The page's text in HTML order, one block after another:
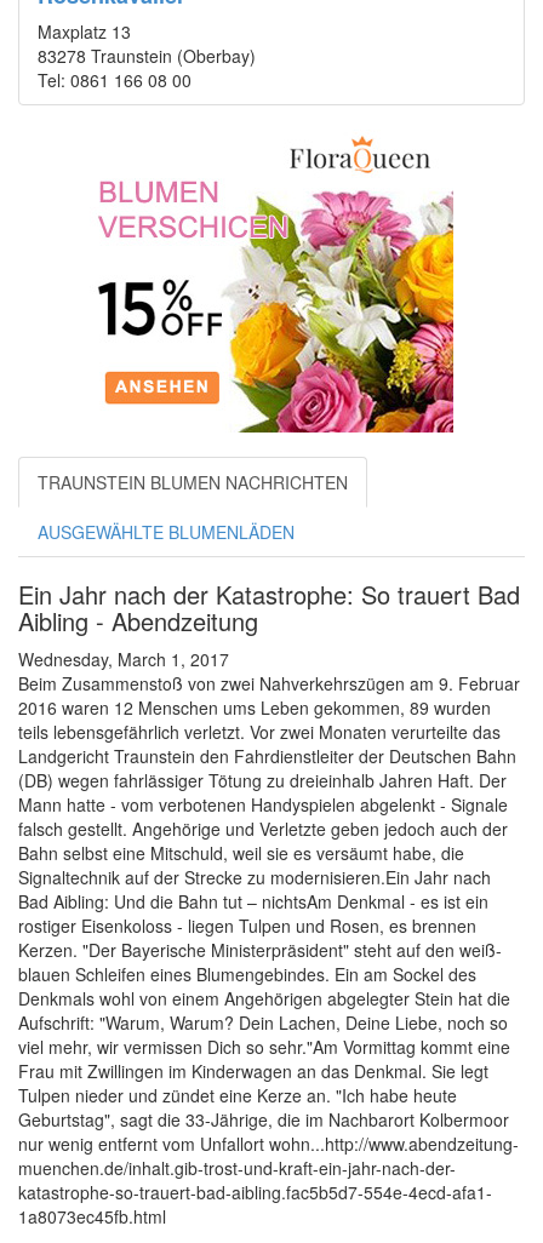
Maxplatz 13
83278 Traunstein (Oberbay)
Tel: 0861 166 08 00
TRAUNSTEIN BLUMEN NACHRICHTEN
AUSGEWÄHLTE BLUMENLÄDEN
Ein Jahr nach der Katastrophe: So trauert Bad
Aibling - Abendzeitung
Wednesday, March 1, 2017
Beim Zusammenstoß von zwei Nahverkehrszügen am 9. Februar
2016 waren 12 Menschen ums Leben gekommen, 89 wurden
teils lebensgefährlich verletzt. Vor zwei Monaten verurteilte das
Landgericht Traunstein den Fahrdienstleiter der Deutschen Bahn
(DB) wegen fahrlässiger Tötung zu dreieinhalb Jahren Haft. Der
Mann hatte - vom verbotenen Handyspielen abgelenkt - Signale
falsch gestellt. Angehörige und Verletzte geben jedoch auch der
Bahn selbst eine Mitschuld, weil sie es versäumt habe, die
Signaltechnik auf der Strecke zu modernisieren.Ein Jahr nach
Bad Aibling: Und die Bahn tut – nichtsAm Denkmal - es ist ein
rostiger Eisenkoloss - liegen Tulpen und Rosen, es brennen
Kerzen. "Der Bayerische Ministerpräsident" steht auf den weiß-
blauen Schleifen eines Blumengebindes. Ein am Sockel des
Denkmals wohl von einem Angehörigen abgelegter Stein hat die
Aufschrift: "Warum, Warum? Dein Lachen, Deine Liebe, noch so
viel mehr, wir vermissen Dich so sehr."Am Vormittag kommt eine
Frau mit Zwillingen im Kinderwagen an das Denkmal. Sie legt
Tulpen nieder und zündet eine Kerze an. "Ich habe heute
Geburtstag", sagt die 33-Jährige, die im Nachbarort Kolbermoor
nur wenig entfernt vom Unfallort wohn...http://www.abendzeitung-
muenchen.de/inhalt.gib-trost-und-kraft-ein-jahr-nach-der-
katastrophe-so-trauert-bad-aibling.fac5b5d7-554e-4ecd-afa1-
1a8073ec45fb.html